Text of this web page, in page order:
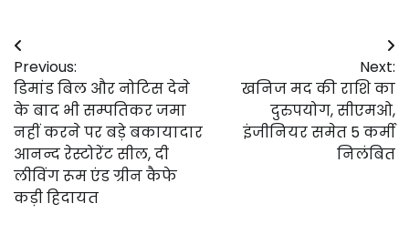
Post
navigation
Previous:
डिमांड बिल और नोटिस देने
के बाद भी सम्पतिकर जमा
नहीं करने पर बड़े बकायादार
आनन्द रेस्टोरेंट सील, दी
लीविंग रूम एंड ग्रीन कैफे
कड़ी हिदायत
Next:
खनिज मद की राशि का
दुरुपयोग, सीएमओ,
इंजीनियर समेत 5 कर्मी
निलंबित